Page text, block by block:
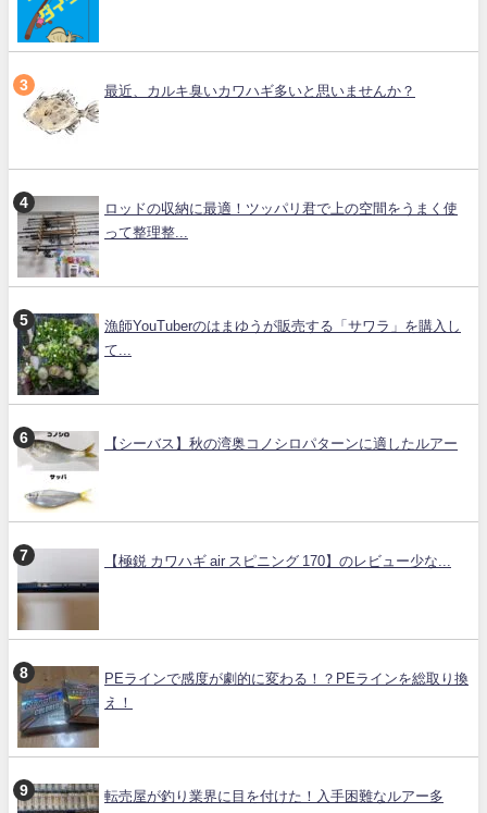
最近、カルキ臭いカワハギ多いと思いませんか？
ロッドの収納に最適！ツッパリ君で上の空間をうまく使
って整理整...
漁師YouTuberのはまゆうが販売する「サワラ」を購入し
て...
【シーバス】秋の湾奥コノシロパターンに適したルアー
【極鋭 カワハギ air スピニング 170】のレビュー少な...
PEラインで感度が劇的に変わる！？PEラインを総取り換
え！
転売屋が釣り業界に目を付けた！入手困難なルアー多